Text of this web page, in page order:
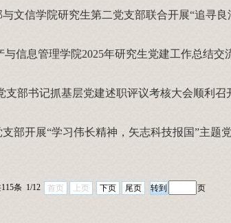
信息管理学院2025年研究生党建工作总结交
支部书记抓基层党建述职评议考核大会顺利召
部开展“学习伟长精神，矢志科技报国”主题
条 1/12 首页 上页 下页 尾页 页